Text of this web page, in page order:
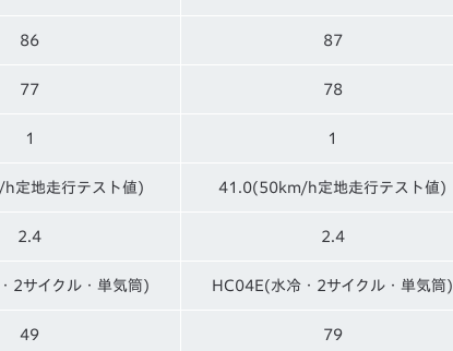
86 87
77 78
1 1
定地走行テスト値) 41.0(50km/h定地走行テスト値)
2.4 2.4
2サイクル・単気筒) HC04E(水冷・2サイクル・単気筒)
49 79